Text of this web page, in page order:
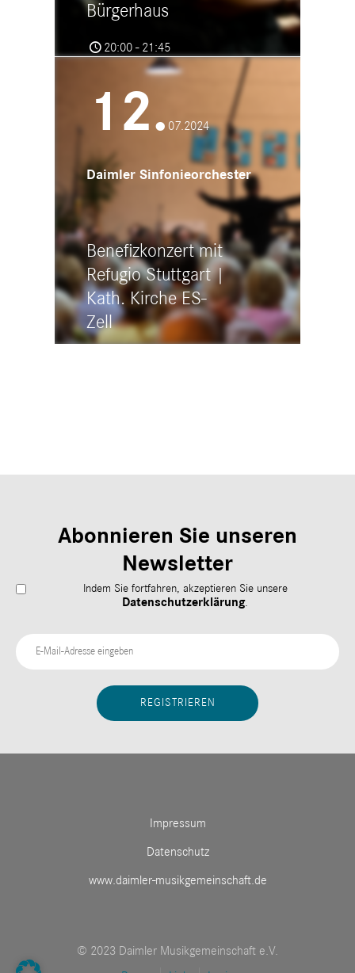
Bürgerhaus
20:00 - 21:45
Backnanger Bürgerhaus
Bahnhofstr. 7, 71522 Backnang
12. 07.2024
Daimler Sinfonieorchester
Benefizkonzert mit
Refugio Stuttgart |
Kath. Kirche ES-
Zell
Abonnieren Sie unseren
Newsletter
Indem Sie fortfahren, akzeptieren Sie unsere
Datenschutzerklärung.
Impressum
Datenschutz
www.daimler-musikgemeinschaft.de
© 2023 Daimler Musikgemeinschaft e.V.